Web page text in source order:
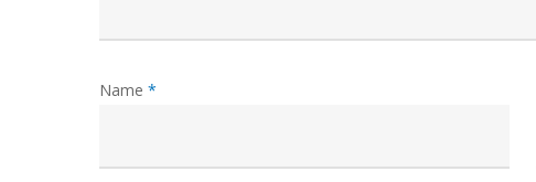
Name *